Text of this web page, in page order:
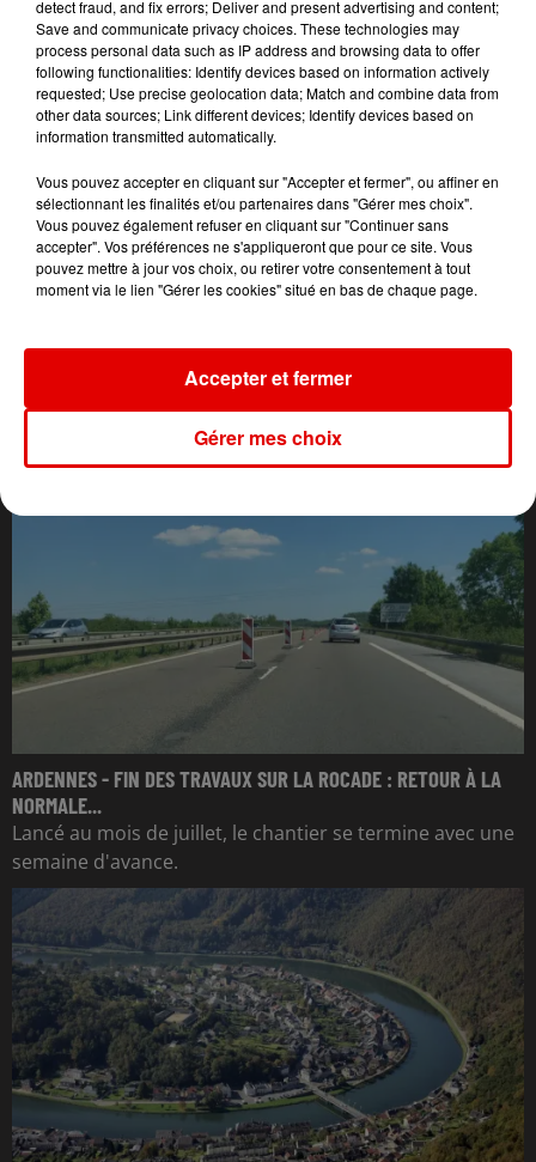
L'ACTU DES ARDENNES
ARDENNES - FIN DES TRAVAUX SUR LA ROCADE : RETOUR À LA
NORMALE...
Lancé au mois de juillet, le chantier se termine avec une
semaine d'avance.
detect fraud, and fix errors; Deliver and present advertising and content;
Save and communicate privacy choices. These technologies may
process personal data such as IP address and browsing data to offer
following functionalities: Identify devices based on information actively
requested; Use precise geolocation data; Match and combine data from
other data sources; Link different devices; Identify devices based on
information transmitted automatically.
Vous pouvez accepter en cliquant sur "Accepter et fermer", ou affiner en
sélectionnant les finalités et/ou partenaires dans "Gérer mes choix".
Vous pouvez également refuser en cliquant sur "Continuer sans
accepter". Vos préférences ne s'appliqueront que pour ce site. Vous
pouvez mettre à jour vos choix, ou retirer votre consentement à tout
moment via le lien "Gérer les cookies" situé en bas de chaque page.
Gérer mes choix
Accepter et fermer